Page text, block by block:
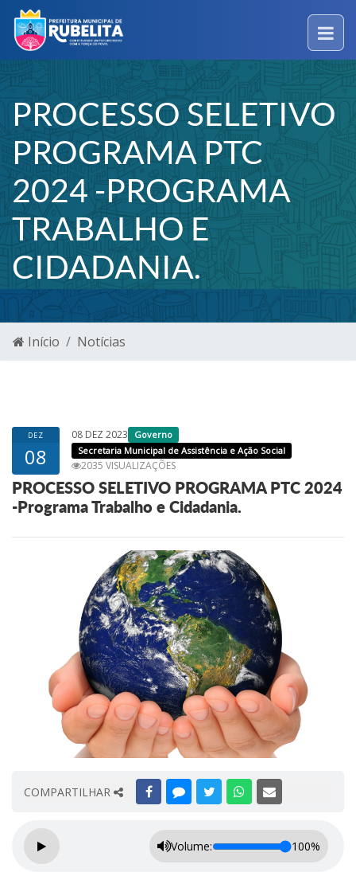
PROCESSO SELETIVO
PROGRAMA PTC
2024 -PROGRAMA
TRABALHO E
CIDADANIA.
Início Notícias
DEZ
08
08 DEZ 2023
Governo
Secretaria Municipal de Assistência e Ação Social
2035 VISUALIZAÇÕES
PROCESSO SELETIVO PROGRAMA PTC 2024
-Programa Trabalho e Cidadania.
COMPARTILHAR
Volume: 100%